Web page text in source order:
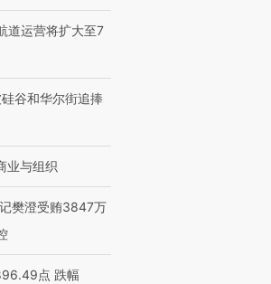
体内含3种
度Z世代 用街头抗争将教
育部长拱下台
寻找100种
方式·第三对
CFO：不靠规模取胜，华
道运营将扩大至7
谷和华尔街追捧
业与组织
樊澄受贿3847万
点 跌幅